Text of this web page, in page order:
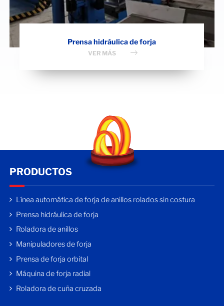
Prensa hidráulica de forja
VER MÁS
PRODUCTOS
Línea automática de forja de anillos rolados sin costura
Prensa hidráulica de forja
Roladora de anillos
Manipuladores de forja
Prensa de forja orbital
Máquina de forja radial
Roladora de cuña cruzada